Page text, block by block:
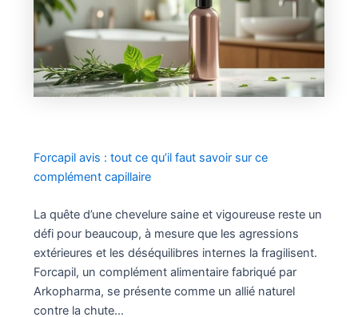
Forcapil avis : tout ce qu’il faut savoir sur ce
complément capillaire
La quête d’une chevelure saine et vigoureuse reste un
défi pour beaucoup, à mesure que les agressions
extérieures et les déséquilibres internes la fragilisent.
Forcapil, un complément alimentaire fabriqué par
Arkopharma, se présente comme un allié naturel
contre la chute…